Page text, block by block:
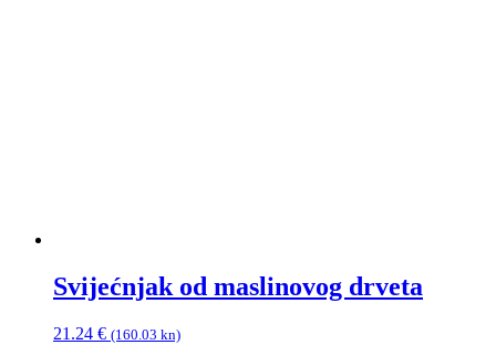
Svijećnjak od maslinovog drveta
21.24 € (160.03 kn)